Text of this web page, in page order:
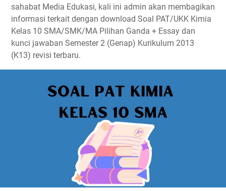
sahabat Media Edukasi, kali ini admin akan membagikan
informasi terkait dengan download Soal PAT/UKK Kimia
Kelas 10 SMA/SMK/MA Pilihan Ganda + Essay dan
kunci jawaban Semester 2 (Genap) Kurikulum 2013
(K13) revisi terbaru.